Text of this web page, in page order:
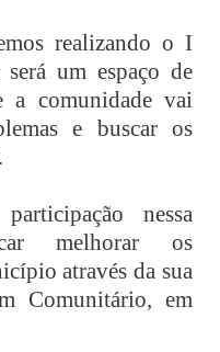
realizando o I
um espaço de
a comunidade vai
e buscar os
nessa
melhorar os
através da sua
Comunitário, em